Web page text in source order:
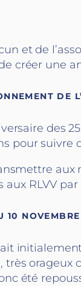
et de
créer une
DE
des
pour suivre
RLVV par
10
très orageux
été